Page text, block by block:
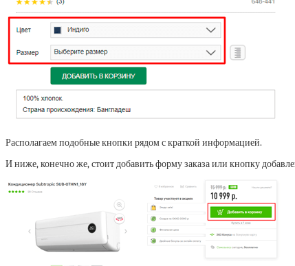
Располагаем подобные кнопки рядом с краткой информацией.
И ниже, конечно же, стоит добавить форму заказа или кнопку